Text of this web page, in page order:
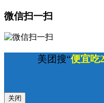
微信扫一扫
美团搜“便宜吃
关闭